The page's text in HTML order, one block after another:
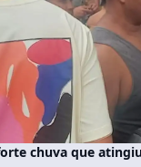
chuva que